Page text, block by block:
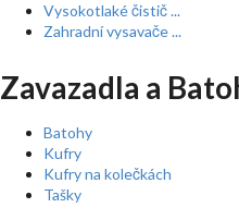
Vysokotlaké čistič ...
Zahradní vysavače ...
Zavazadla a
Batohy
Kufry
Kufry na kolečkách
Tašky